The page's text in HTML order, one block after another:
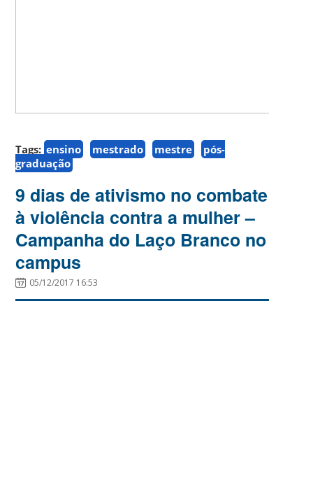
Tags: ensino mestrado mestre
pós-
graduação
9 dias de ativismo no combate
à violência contra a mulher –
Campanha do Laço Branco no
campus
05/12/2017 16:53